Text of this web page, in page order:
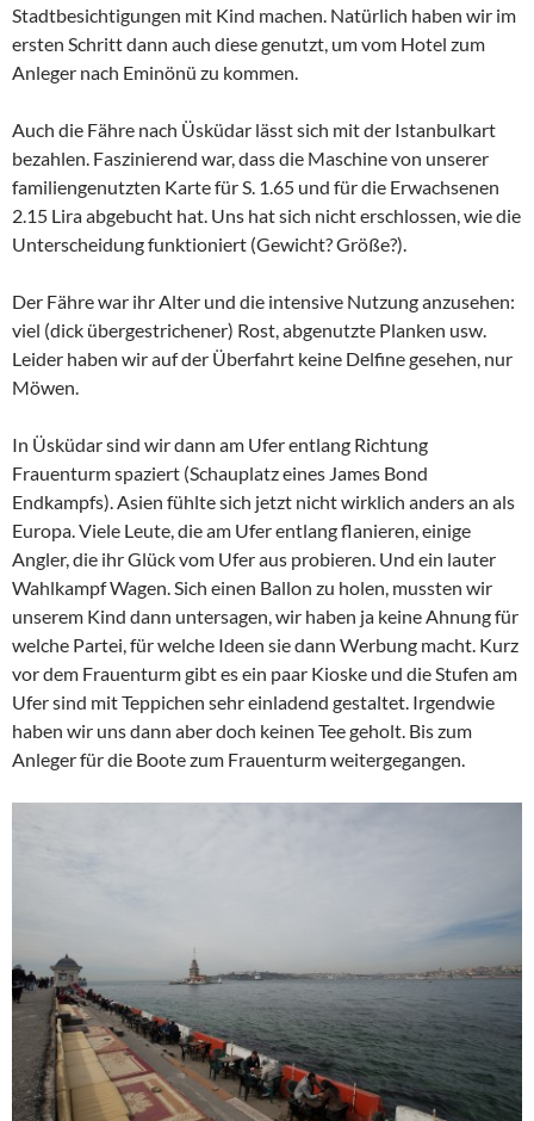
Stadtbesichtigungen mit Kind machen. Natürlich haben wir im
ersten Schritt dann auch diese genutzt, um vom Hotel zum
Anleger nach Eminönü zu kommen.
Auch die Fähre nach Üsküdar lässt sich mit der Istanbulkart
bezahlen. Faszinierend war, dass die Maschine von unserer
familiengenutzten Karte für S. 1.65 und für die Erwachsenen
2.15 Lira abgebucht hat. Uns hat sich nicht erschlossen, wie die
Unterscheidung funktioniert (Gewicht? Größe?).
Der Fähre war ihr Alter und die intensive Nutzung anzusehen:
viel (dick übergestrichener) Rost, abgenutzte Planken usw.
Leider haben wir auf der Überfahrt keine Delfine gesehen, nur
Möwen.
In Üsküdar sind wir dann am Ufer entlang Richtung
Frauenturm spaziert (Schauplatz eines James Bond
Endkampfs). Asien fühlte sich jetzt nicht wirklich anders an als
Europa. Viele Leute, die am Ufer entlang flanieren, einige
Angler, die ihr Glück vom Ufer aus probieren. Und ein lauter
Wahlkampf Wagen. Sich einen Ballon zu holen, mussten wir
unserem Kind dann untersagen, wir haben ja keine Ahnung für
welche Partei, für welche Ideen sie dann Werbung macht. Kurz
vor dem Frauenturm gibt es ein paar Kioske und die Stufen am
Ufer sind mit Teppichen sehr einladend gestaltet. Irgendwie
haben wir uns dann aber doch keinen Tee geholt. Bis zum
Anleger für die Boote zum Frauenturm weitergegangen.